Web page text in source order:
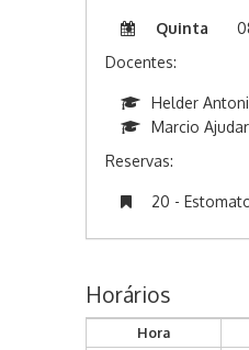
Quinta
Docentes:
Helder
Marcio
Reservas:
20 -
Horários
Hora